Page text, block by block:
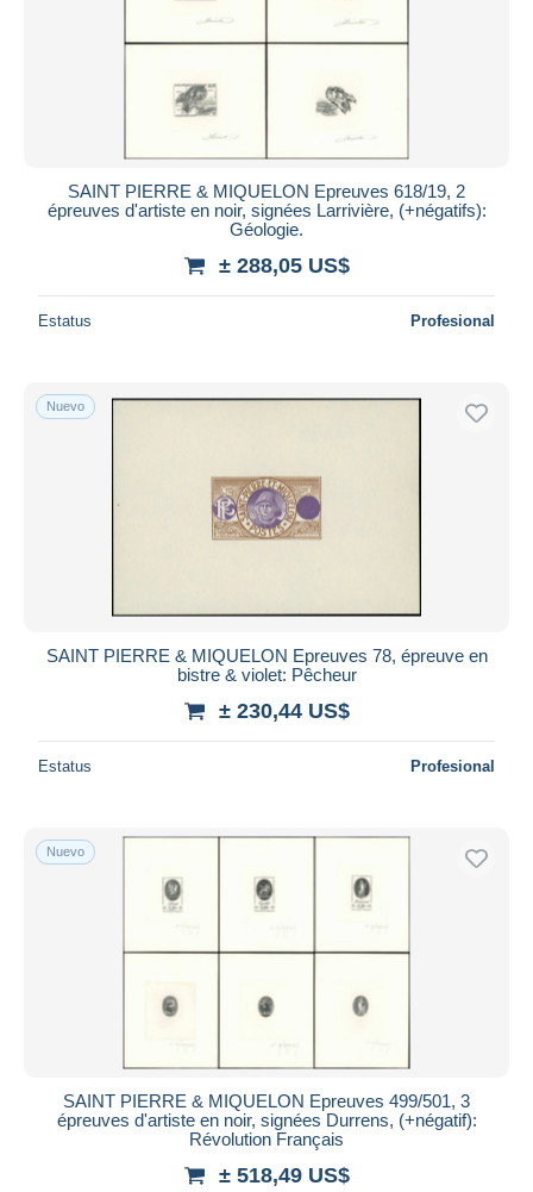
SAINT PIERRE & MIQUELON Epreuves 618/19, 2
épreuves d'artiste en noir, signées Larrivière, (+négatifs):
Géologie.
± 288,05 US$
Estatus Profesional
Nuevo
SAINT PIERRE & MIQUELON Epreuves 78, épreuve en
bistre & violet: Pêcheur
± 230,44 US$
Estatus Profesional
Nuevo
SAINT PIERRE & MIQUELON Epreuves 499/501, 3
épreuves d'artiste en noir, signées Durrens, (+négatif):
Révolution Français
± 518,49 US$